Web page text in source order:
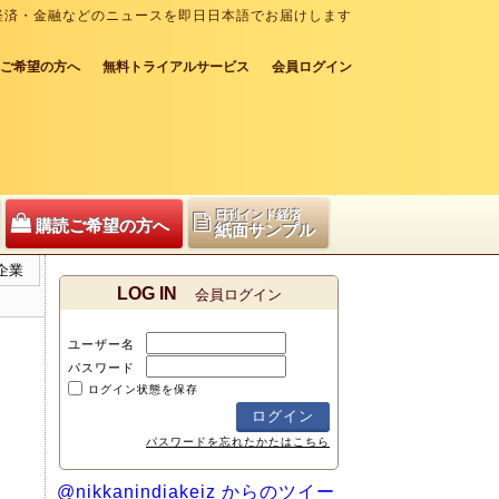
・金融などのニュースを即日日本語でお届けします
希望の方へ 無料トライアルサービス 会員ログイン
購読ご希望の方へ
日刊インド経済
紙面サンプル
業
LOG IN 会員ログイン
ユーザー名
パスワード
ログイン状態を保存
パスワードを忘れたかたはこちら
@nikkanindiakeiz からのツイー